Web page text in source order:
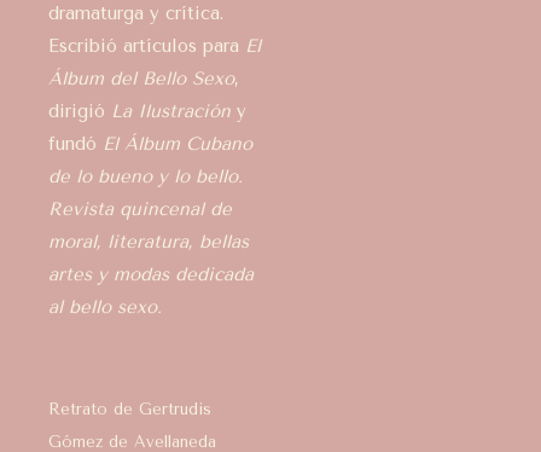
dramaturga y crítica.
Escribió artículos para El
Álbum del Bello Sexo,
dirigió La Ilustración y
fundó El Álbum Cubano
de lo bueno y lo bello.
Revista quincenal de
moral, literatura, bellas
artes y modas dedicada
al bello sexo.
Retrato de Gertrudis
Gómez de Avellaneda